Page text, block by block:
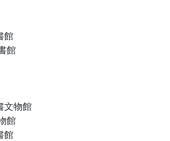
館
館
文物館
館
館